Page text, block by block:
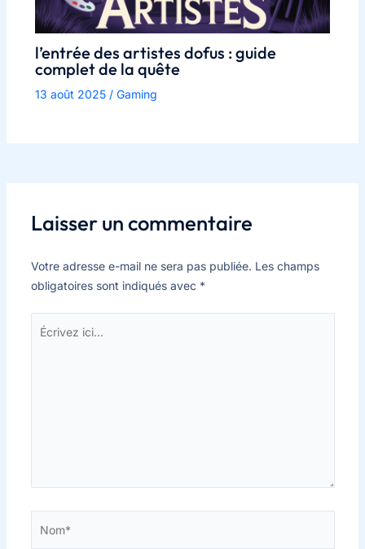
l’entrée des artistes dofus : guide
complet de la quête
13 août 2025 / Gaming
Laisser un commentaire
Votre adresse e-mail ne sera pas publiée. Les champs
obligatoires sont indiqués avec *
ici…